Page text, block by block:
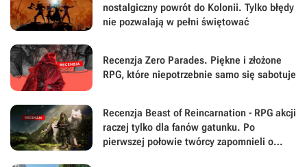
nostalgiczny powrót do Kolonii. Tylko błędy
nie pozwalają w pełni świętować
Recenzja Zero Parades. Piękne i złożone
RPG, które niepotrzebnie samo się sabotuje
Recenzja Beast of Reincarnation - RPG akcji
raczej tylko dla fanów gatunku. Po
pierwszej połowie twórcy zapomnieli o